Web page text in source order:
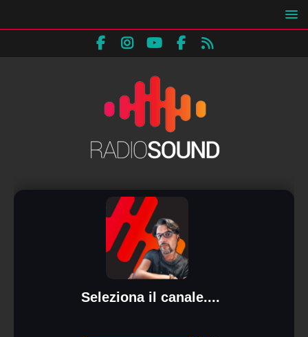
Seleziona il canale....